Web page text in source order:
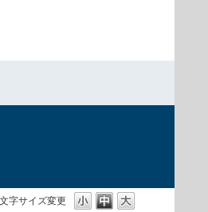
文字サイズ変更